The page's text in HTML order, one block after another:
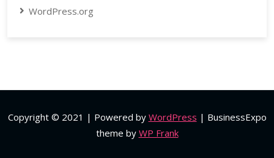
WordPress.org
Copyright © 2021 | Powered by WordPress | BusinessExpo
theme by WP Frank